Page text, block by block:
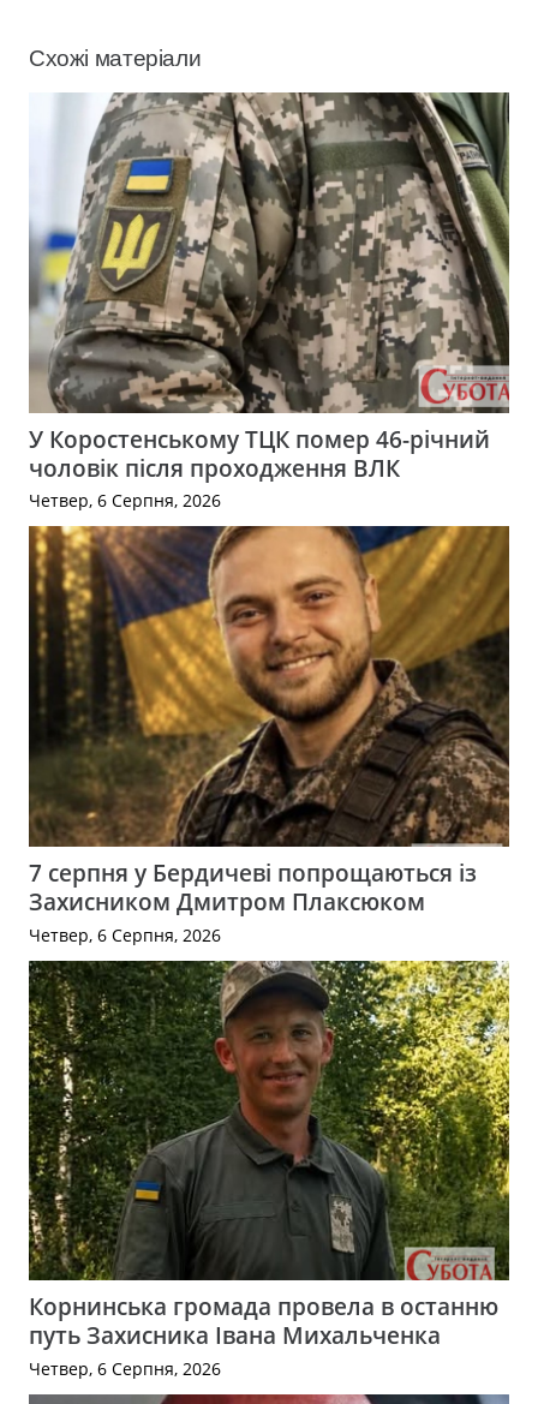
Схожі матеріали
У Коростенському ТЦК помер 46-річний
чоловік після проходження ВЛК
Четвер, 6 Серпня, 2026
7 серпня у Бердичеві попрощаються із
Захисником Дмитром Плаксюком
Четвер, 6 Серпня, 2026
Корнинська громада провела в останню
путь Захисника Івана Михальченка
Четвер, 6 Серпня, 2026